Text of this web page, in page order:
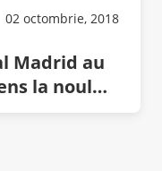
02 octombrie, 2018
Madrid au
la noul
ca